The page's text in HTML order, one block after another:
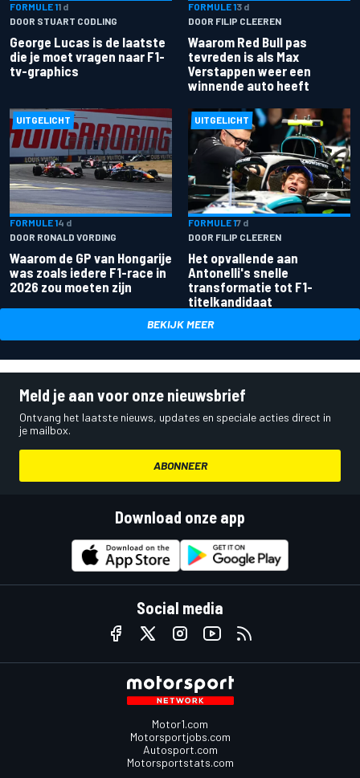
FORMULE 11 d
DOOR STUART CODLING
George Lucas is de laatste
die je moet vragen naar F1-
tv-graphics
FORMULE 13 d
DOOR FILIP CLEEREN
Waarom Red Bull pas
tevreden is als Max
Verstappen weer een
winnende auto heeft
UITGELICHT
FORMULE 14 d
DOOR RONALD VORDING
Waarom de GP van Hongarije
was zoals iedere F1-race in
2026 zou moeten zijn
UITGELICHT
FORMULE 17 d
DOOR FILIP CLEEREN
Het opvallende aan
Antonelli's snelle
transformatie tot F1-
titelkandidaat
BEKIJK MEER
Meld je aan voor onze nieuwsbrief
Ontvang het laatste nieuws, updates en speciale acties direct in
je mailbox.
ABONNEER
Download onze app
Social media
Motor1.com
Motorsportjobs.com
Autosport.com
Motorsportstats.com